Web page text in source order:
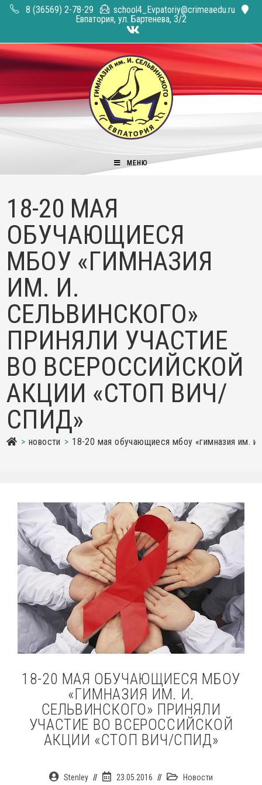
Перейти
8 (36569) 2-78-29
school4_Evpatoriy@crimeaedu.ru
Евпатория, ул. Бартенева, 3/2
МЕНЮ
18-20 МАЯ
ОБУЧАЮЩИЕСЯ
МБОУ «ГИМНАЗИЯ
ИМ. И.
СЕЛЬВИНСКОГО»
ПРИНЯЛИ УЧАСТИЕ
ВО ВСЕРОССИЙСКОЙ
АКЦИИ «СТОП ВИЧ/
СПИД»
> новости > 18-20 мая обучающиеся мбоу «гимназия им. и.
18-20 МАЯ ОБУЧАЮЩИЕСЯ МБОУ
«ГИМНАЗИЯ ИМ. И.
СЕЛЬВИНСКОГО» ПРИНЯЛИ
УЧАСТИЕ ВО ВСЕРОССИЙСКОЙ
АКЦИИ «СТОП ВИЧ/СПИД»
АвторStenley
Запись23.05.2016
РубрикаНовости